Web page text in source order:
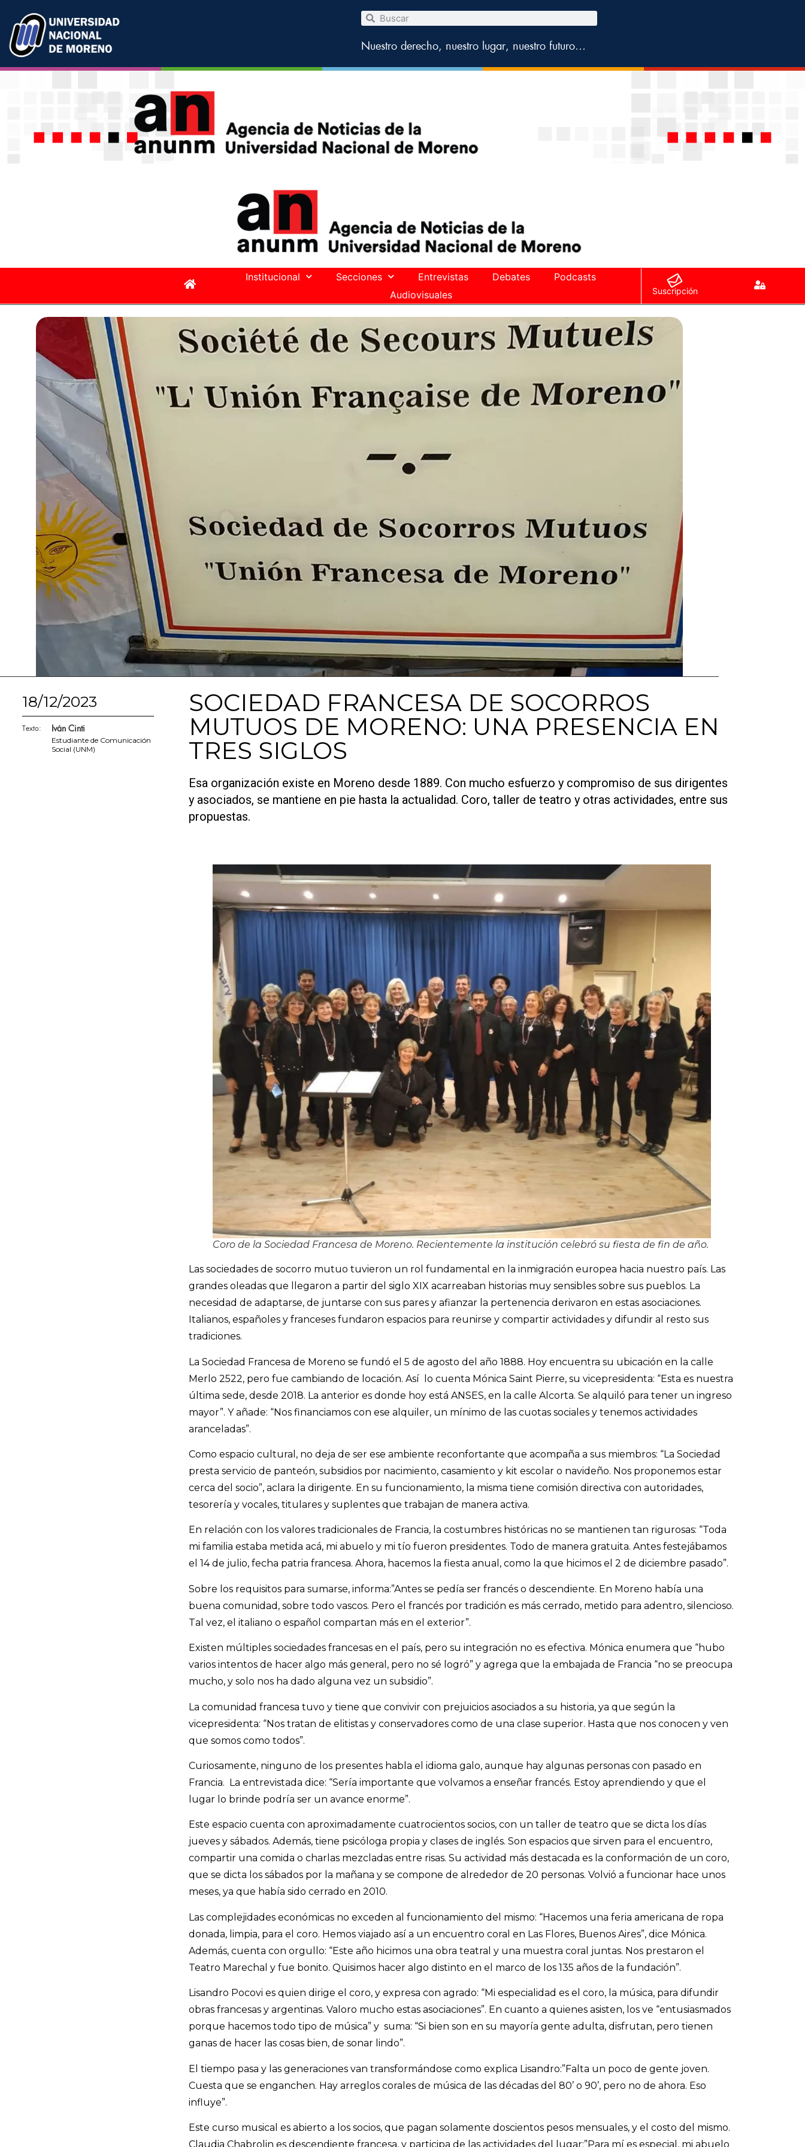
Nuestro derecho, nuestro lugar, nuestro futuro…
Institucional Secciones Entrevistas Debates
Podcasts
Audiovisuales
Suscripción
18/12/2023
Texto: Iván Cinti
Estudiante de Comunicación
Social (UNM)
SOCIEDAD FRANCESA DE SOCORROS
MUTUOS DE MORENO: UNA PRESENCIA EN
TRES SIGLOS
Esa organización existe en Moreno desde 1889. Con mucho esfuerzo y compromiso de sus dirigentes
y asociados, se mantiene en pie hasta la actualidad. Coro, taller de teatro y otras actividades, entre sus
propuestas.
Coro de la Sociedad Francesa de Moreno. Recientemente la institución celebró su fiesta de fin de año.
Las sociedades de socorro mutuo tuvieron un rol fundamental en la inmigración europea hacia nuestro país. Las
grandes oleadas que llegaron a partir del siglo XIX acarreaban historias muy sensibles sobre sus pueblos. La
necesidad de adaptarse, de juntarse con sus pares y afianzar la pertenencia derivaron en estas asociaciones.
Italianos, españoles y franceses fundaron espacios para reunirse y compartir actividades y difundir al resto sus
tradiciones.
La Sociedad Francesa de Moreno se fundó el 5 de agosto del año 1888. Hoy encuentra su ubicación en la calle
Merlo 2522, pero fue cambiando de locación. Así lo cuenta Mónica Saint Pierre, su vicepresidenta: “Esta es nuestra
última sede, desde 2018. La anterior es donde hoy está ANSES, en la calle Alcorta. Se alquiló para tener un ingreso
mayor”. Y añade: “Nos financiamos con ese alquiler, un mínimo de las cuotas sociales y tenemos actividades
aranceladas”.
Como espacio cultural, no deja de ser ese ambiente reconfortante que acompaña a sus miembros: “La Sociedad
presta servicio de panteón, subsidios por nacimiento, casamiento y kit escolar o navideño. Nos proponemos estar
cerca del socio”, aclara la dirigente. En su funcionamiento, la misma tiene comisión directiva con autoridades,
tesorería y vocales, titulares y suplentes que trabajan de manera activa.
En relación con los valores tradicionales de Francia, la costumbres históricas no se mantienen tan rigurosas: “Toda
mi familia estaba metida acá, mi abuelo y mi tío fueron presidentes. Todo de manera gratuita. Antes festejábamos
el 14 de julio, fecha patria francesa. Ahora, hacemos la fiesta anual, como la que hicimos el 2 de diciembre pasado”.
Sobre los requisitos para sumarse, informa:”Antes se pedía ser francés o descendiente. En Moreno había una
buena comunidad, sobre todo vascos. Pero el francés por tradición es más cerrado, metido para adentro, silencioso.
Tal vez, el italiano o español compartan más en el exterior”.
Existen múltiples sociedades francesas en el país, pero su integración no es efectiva. Mónica enumera que “hubo
varios intentos de hacer algo más general, pero no sé logró” y agrega que la embajada de Francia “no se preocupa
mucho, y solo nos ha dado alguna vez un subsidio”.
La comunidad francesa tuvo y tiene que convivir con prejuicios asociados a su historia, ya que según la
vicepresidenta: “Nos tratan de elitistas y conservadores como de una clase superior. Hasta que nos conocen y ven
que somos como todos”.
Curiosamente, ninguno de los presentes habla el idioma galo, aunque hay algunas personas con pasado en
Francia. La entrevistada dice: “Sería importante que volvamos a enseñar francés. Estoy aprendiendo y que el
lugar lo brinde podría ser un avance enorme”.
Este espacio cuenta con aproximadamente cuatrocientos socios, con un taller de teatro que se dicta los días
jueves y sábados. Además, tiene psicóloga propia y clases de inglés. Son espacios que sirven para el encuentro,
compartir una comida o charlas mezcladas entre risas. Su actividad más destacada es la conformación de un coro,
que se dicta los sábados por la mañana y se compone de alrededor de 20 personas. Volvió a funcionar hace unos
meses, ya que había sido cerrado en 2010.
Las complejidades económicas no exceden al funcionamiento del mismo: “Hacemos una feria americana de ropa
donada, limpia, para el coro. Hemos viajado así a un encuentro coral en Las Flores, Buenos Aires”, dice Mónica.
Además, cuenta con orgullo: “Este año hicimos una obra teatral y una muestra coral juntas. Nos prestaron el
Teatro Marechal y fue bonito. Quisimos hacer algo distinto en el marco de los 135 años de la fundación”.
Lisandro Pocovi es quien dirige el coro, y expresa con agrado: “Mi especialidad es el coro, la música, para difundir
obras francesas y argentinas. Valoro mucho estas asociaciones”. En cuanto a quienes asisten, los ve “entusiasmados
porque hacemos todo tipo de música” y suma: “Si bien son en su mayoría gente adulta, disfrutan, pero tienen
ganas de hacer las cosas bien, de sonar lindo”.
El tiempo pasa y las generaciones van transformándose como explica Lisandro:”Falta un poco de gente joven.
Cuesta que se enganchen. Hay arreglos corales de música de las décadas del 80’ o 90’, pero no de ahora. Eso
influye”.
Este curso musical es abierto a los socios, que pagan solamente doscientos pesos mensuales, y el costo del mismo.
Claudia Chabrolin es descendiente francesa, y participa de las actividades del lugar:”Para mí es especial, mi abuelo